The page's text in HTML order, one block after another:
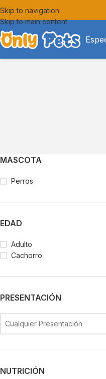
Skip to navigation
Skip to main content
MASCOTA
Perros
EDAD
Adulto
Cachorro
PRESENTACIÓN
Cualquier Presentación
NUTRICIÓN